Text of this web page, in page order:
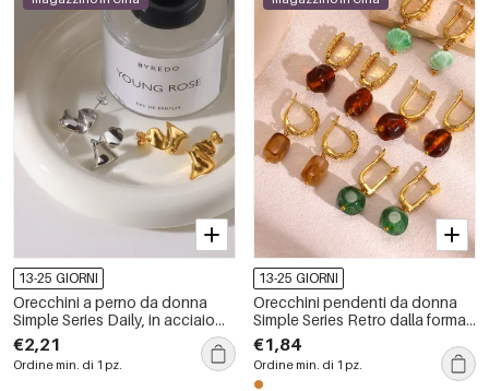
13-25 GIORNI
Orecchini a perno da donna
Simple Series Daily, in acciaio
inossidabile, impermeabili, color
oro, con forma geometrica.
€2,21
Ordine min. di 1 pz.
13-25 GIORNI
Orecchini pendenti da donna
Simple Series Retro dalla forma
irregolare, color oro rame.
€1,84
Ordine min. di 1 pz.